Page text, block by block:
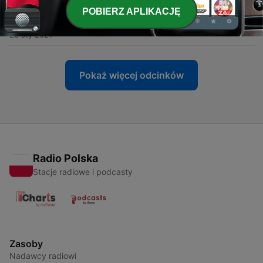
3 - Gościnność w domku u Holendrów
28 sty 2021
Pokaż więcej odcinków
Radio Polska
Stacje radiowe i podcasty
Zasoby
Nadawcy radiowi
POBIERZ APLIKACJĘ